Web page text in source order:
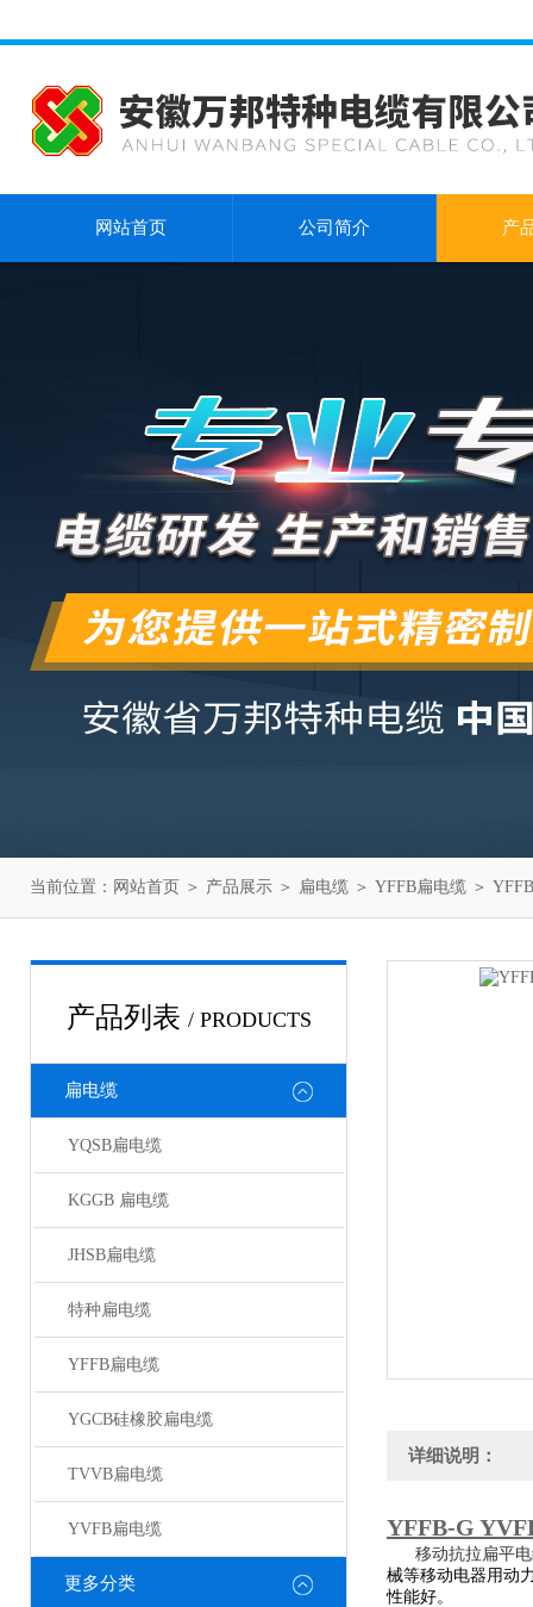
网站首页 公司简介 产
当前位置： 网站首页 ＞ 产品展示 ＞ 扁电缆 ＞ YFFB扁电缆 ＞
产品列表 / PRODUCTS
扁电缆
YQSB扁电缆
KGGB 扁电缆
JHSB扁电缆
特种扁电缆
YFFB扁电缆
YGCB硅橡胶扁电缆
TVVB扁电缆
YVFB扁电缆
更多分类
详细说明：
YFFB-G
移动抗拉扁平
械等移动电器用动
性能好。